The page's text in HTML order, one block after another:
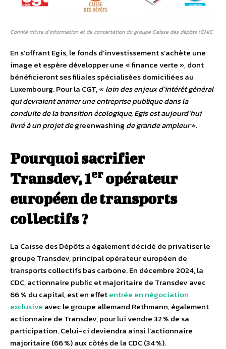
Comité mixte d’information et de concertation du groupe Caisse des dépôts (CMIC
En s’offrant Egis, le fonds d’investissement s’achète une
image et espère développer une « finance verte », dont
bénéficieront ses filiales spécialisées domiciliées au
Luxembourg. Pour la CGT, « loin des enjeux d’intérêt général
qui devraient animer une entreprise publique dans la
conduite de la transition écologique, Egis est aujourd’hui
livré à un projet degreenwashing de grande ampleur».
Pourquoi sacrifier
Transdev, 1eropérateur
européen de transports
collectifs ?
La Caisse des Dépôts a également décidé de privatiser le
groupe Transdev, principal opérateur européen de
transports collectifs bas carbone. En décembre 2024, la
CDC, actionnaire public et majoritaire de Transdev avec
66 % du capital, est en effetentrée en négociation
exclusive avec le groupe allemand Rethmann, également
actionnaire de Transdev, pour lui vendre 32 % de sa
participation. Celui-ci deviendra ainsi l’actionnaire
majoritaire (66 %) aux côtés de la CDC (34 %).